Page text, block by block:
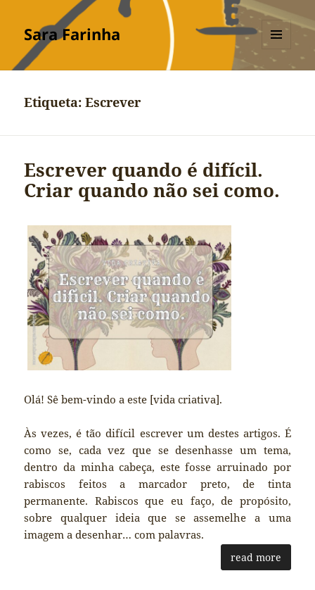
Sara Farinha
MENU
Etiqueta:Escrever
Escrever quando é difícil.
Criar quando não sei como.
Olá! Sê bem-vindo a este [vida criativa].
Às vezes, é tão difícil escrever um destes artigos. É
como se, cada vez que se desenhasse um tema,
dentro da minha cabeça, este fosse arruinado por
rabiscos feitos a marcador preto, de tinta
permanente. Rabiscos que eu faço, de propósito,
sobre qualquer ideia que se assemelhe a uma
imagem a desenhar… com palavras.
read more